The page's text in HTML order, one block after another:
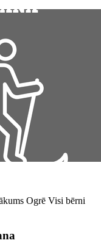
Ogrē Visi bērni